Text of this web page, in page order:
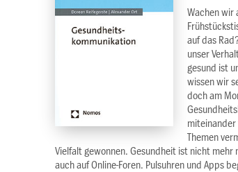
Wachen wir
auf das
unser
gesund ist
wissen wir
doch am
miteinander
Themen
Vielfalt gewonnen. Gesundheit ist nicht
auch auf Online-Foren. Pulsuhren und Apps